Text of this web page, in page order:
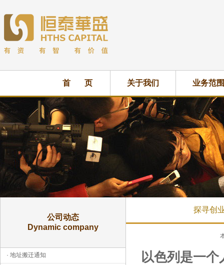
首 页 关于我们 业务范围
公司动态
Dynamic company
· 地址搬迁通知
探寻创
以色列是一个